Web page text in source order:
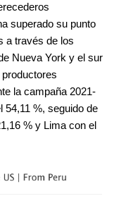
superado su punto
a través de los
Nueva York y el sur
la campaña 2021-
54,11 %, seguido de
% y Lima con el